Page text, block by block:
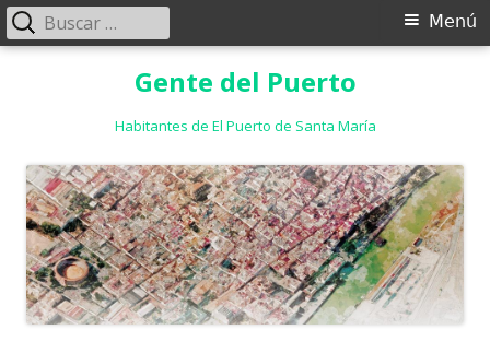
Gente del Puerto
Habitantes de El Puerto de Santa María
Menú
Menú
Buscar: